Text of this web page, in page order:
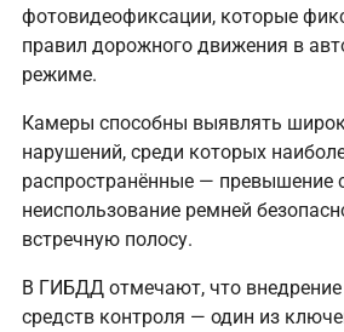
фотовидеофиксации, которые
правил дорожного движения в
режиме.
Камеры способны выявлять
нарушений, среди которых
распространённые — превышение
неиспользование ремней
встречную полосу.
В ГИБДД отмечают, что внедрение
средств контроля — один из